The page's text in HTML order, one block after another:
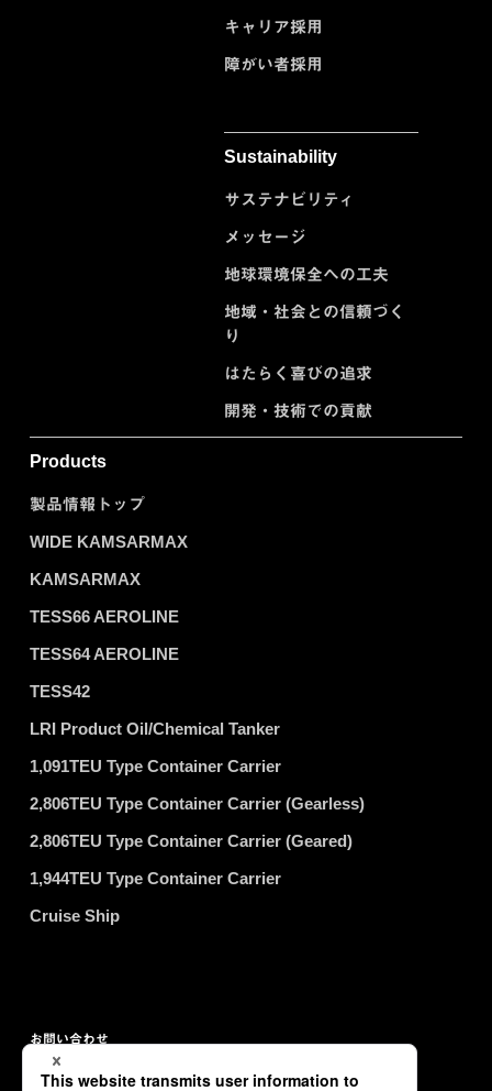
キャリア採用
障がい者採用
Sustainability
サステナビリティ
メッセージ
地球環境保全への工夫
地域・社会との信頼づく
り
はたらく喜びの追求
開発・技術での貢献
Products
製品情報トップ
WIDE KAMSARMAX
KAMSARMAX
TESS66 AEROLINE
TESS64 AEROLINE
TESS42
LRI Product Oil/Chemical Tanker
1,091TEU Type Container Carrier
2,806TEU Type Container Carrier (Gearless)
2,806TEU Type Container Carrier (Geared)
1,944TEU Type Container Carrier
Cruise Ship
お問い合わせ
プライバシーポリシー
サイトマップ